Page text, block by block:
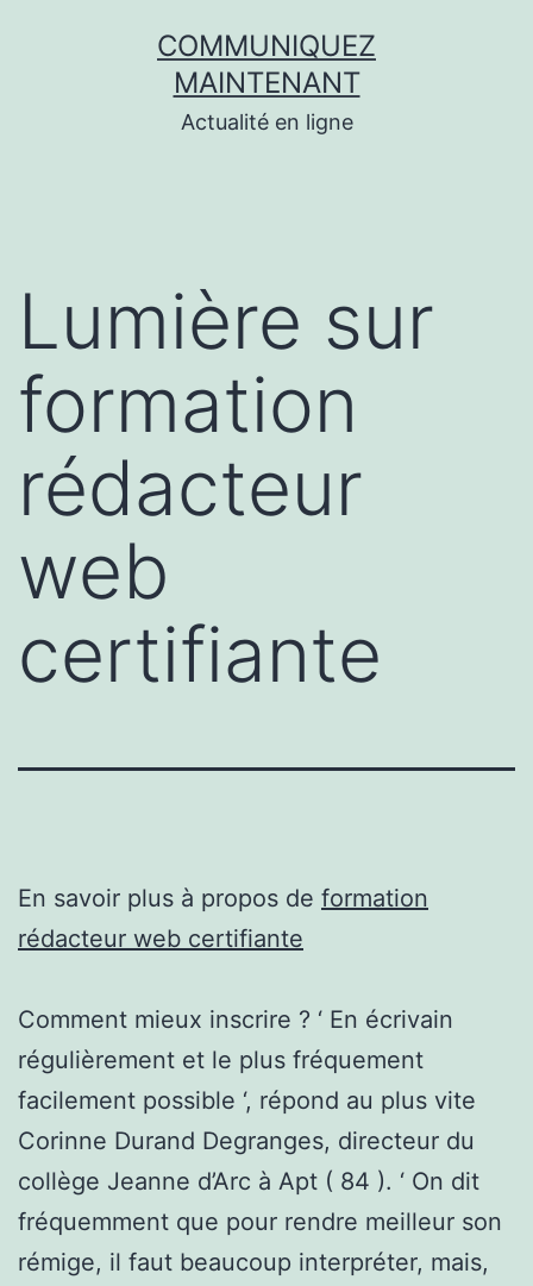
COMMUNIQUEZ
MAINTENANT
Actualité en ligne
Lumière sur
formation
rédacteur
web
certifiante
En savoir plus à propos de formation
rédacteur web certifiante
Comment mieux inscrire ? ‘ En écrivain
régulièrement et le plus fréquement
facilement possible ‘, répond au plus vite
Corinne Durand Degranges, directeur du
collège Jeanne d’Arc à Apt ( 84 ). ‘ On dit
fréquemment que pour rendre meilleur son
rémige, il faut beaucoup interpréter, mais,